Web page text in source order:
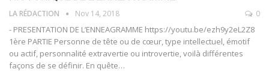
LA RÉDACTION Nov 14, 2018 0
- PRESENTATION DE L’ENNEAGRAMME https://youtu.be/ezh9y2eL2Z8
1ère PARTIE Personne de tête ou de cœur, type intellectuel, émotif
ou actif, personnalité extravertie ou introvertie, voilà différentes
façons de se définir. En quête…